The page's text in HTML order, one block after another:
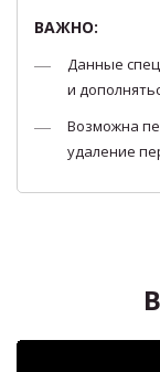
ВАЖНО:
Данные
и
Возможна
удаление